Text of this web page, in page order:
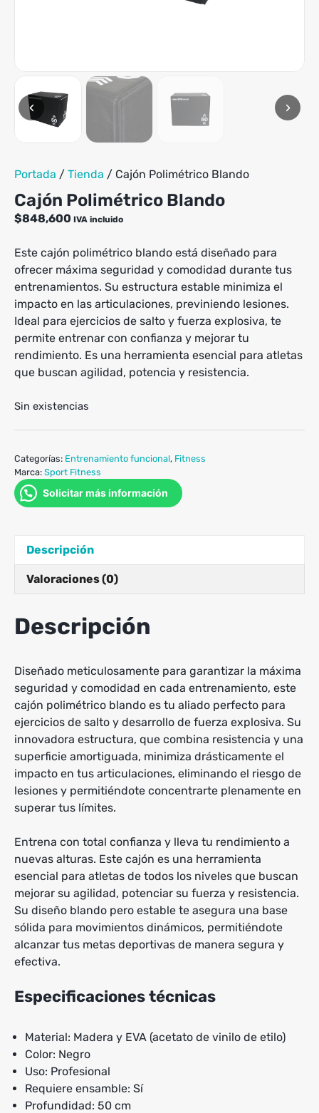
‹ ›
Portada / Tienda / Cajón Polimétrico Blando
Cajón Polimétrico Blando
$848,600 IVA incluido
Este cajón polimétrico blando está diseñado para
ofrecer máxima seguridad y comodidad durante tus
entrenamientos. Su estructura estable minimiza el
impacto en las articulaciones, previniendo lesiones.
Ideal para ejercicios de salto y fuerza explosiva, te
permite entrenar con confianza y mejorar tu
rendimiento. Es una herramienta esencial para atletas
que buscan agilidad, potencia y resistencia.
Sin existencias
Categorías: Entrenamiento funcional, Fitness
Marca: Sport Fitness
Solicitar más información
Descripción
Valoraciones (0)
Descripción
Diseñado meticulosamente para garantizar la máxima
seguridad y comodidad en cada entrenamiento, este
cajón polimétrico blando es tu aliado perfecto para
ejercicios de salto y desarrollo de fuerza explosiva. Su
innovadora estructura, que combina resistencia y una
superficie amortiguada, minimiza drásticamente el
impacto en tus articulaciones, eliminando el riesgo de
lesiones y permitiéndote concentrarte plenamente en
superar tus límites.
Entrena con total confianza y lleva tu rendimiento a
nuevas alturas. Este cajón es una herramienta
esencial para atletas de todos los niveles que buscan
mejorar su agilidad, potenciar su fuerza y resistencia.
Su diseño blando pero estable te asegura una base
sólida para movimientos dinámicos, permitiéndote
alcanzar tus metas deportivas de manera segura y
efectiva.
Especificaciones técnicas
Material: Madera y EVA (acetato de vinilo de etilo)
Color: Negro
Uso: Profesional
Requiere ensamble: Sí
Profundidad: 50 cm